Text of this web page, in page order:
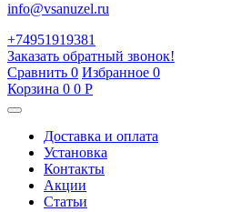
info@vsanuzel.ru
+74951919381
Заказать обратный звонок!
Сравнить 0 Избранное 0
Корзина 0 0 Р
Доставка и оплата
Установка
Контакты
Акции
Статьи